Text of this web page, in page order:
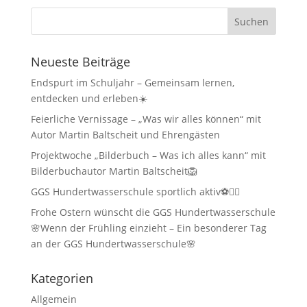
Neueste Beiträge
Endspurt im Schuljahr – Gemeinsam lernen,
entdecken und erleben☀️
Feierliche Vernissage – „Was wir alles können“ mit
Autor Martin Baltscheit und Ehrengästen
Projektwoche „Bilderbuch – Was ich alles kann“ mit
Bilderbuchautor Martin Baltscheit🦁
GGS Hundertwasserschule sportlich aktiv⚽🏃‍♂️
Frohe Ostern wünscht die GGS Hundertwasserschule
🌸Wenn der Frühling einzieht – Ein besonderer Tag
an der GGS Hundertwasserschule🌸
Kategorien
Allgemein